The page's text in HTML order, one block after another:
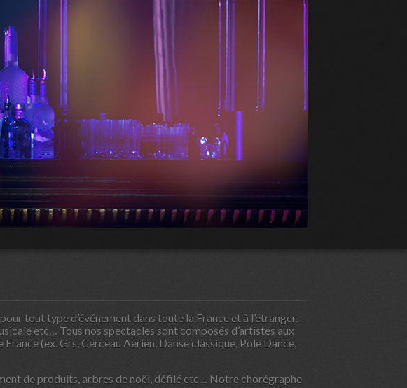
tout type d’événement dans toute la France et à l’étranger.
etc… Tous nos spectacles sont composés d’artistes aux
(ex. Grs, Cerceau Aérien, Danse classique, Pole Dance,
de produits, arbres de noël, défilé etc… Notre chorégraphe